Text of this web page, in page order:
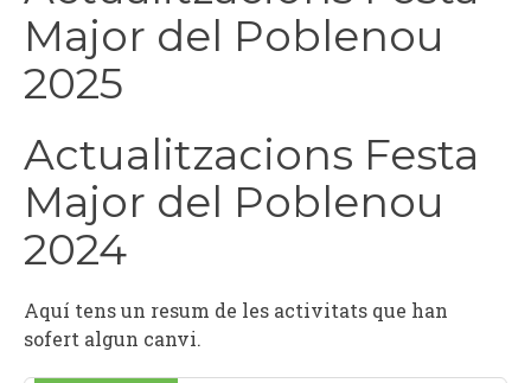
Major del Poblenou
2025
Actualitzacions Festa
Major del Poblenou
2024
Aquí tens un resum de les activitats que han
sofert algun canvi.